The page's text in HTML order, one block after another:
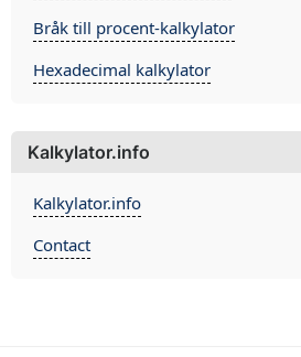
Bråk till procent-kalkylator
Hexadecimal kalkylator
Kalkylator.info
Kalkylator.info
Contact